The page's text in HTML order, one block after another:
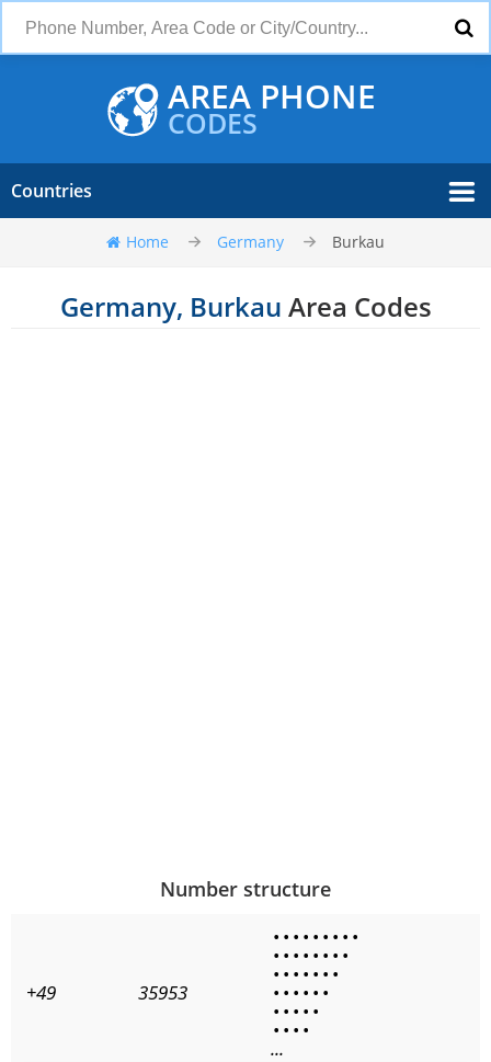
AREA PHONE
CODES
Countries
Home Germany Burkau
Germany, Burkau Area Codes
Number structure
+49 35953
• • • • • • • • •
• • • • • • • •
• • • • • • •
• • • • • •
• • • • •
• • • •
...